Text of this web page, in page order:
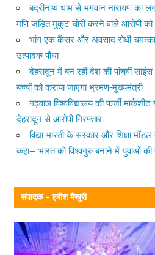
बद्रीनाथ धाम से भगवान नारायण का
मणि जड़ित मुकुट चोरी करने वाले आरोपी को
भांग एक कैंसर और अवसाद रोधी
उत्पादक पौधा
देहरादून में बन रही देश की पांचवीं
बच्चों को कराया जाएगा भ्रमण-मुख्यमंत्री
गढ़वाल विश्वविद्यालय की फर्जी
देहरादून से आरोपी गिरफ्तार
विद्या भारती के संस्कार और शिक्षा
कहा— भारत को विश्वगुरु बनाने में युवाओं की
संपादक – हरीश मैखुरी